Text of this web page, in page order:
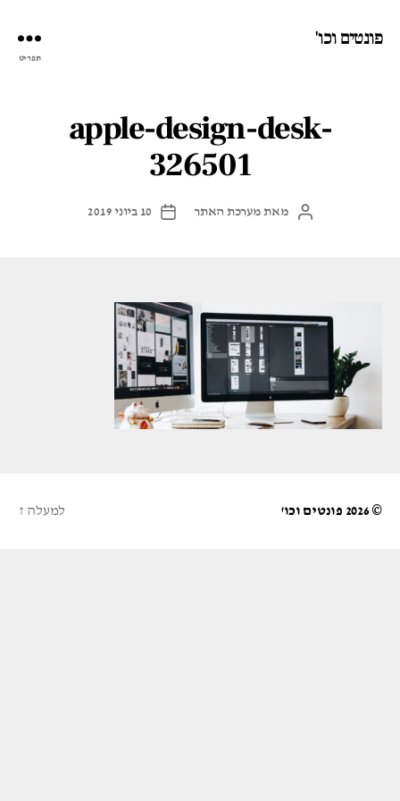
פונטים וכו'
תפריט
apple-design-desk-
326501
המחבר
מאת מערכת האתר
תאריך
10 ביוני 2019
© 2026 פונטים וכו' למעלה ↑